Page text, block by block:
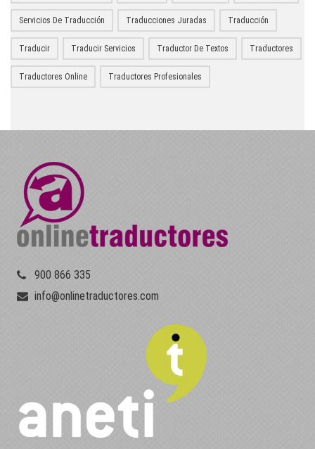
Servicios De Traducción Traducciones Juradas Traducción
Traducir Traducir Servicios Traductor De Textos Traductores
Traductores Online Traductores Profesionales
900 866 335
info@onlinetraductores.com